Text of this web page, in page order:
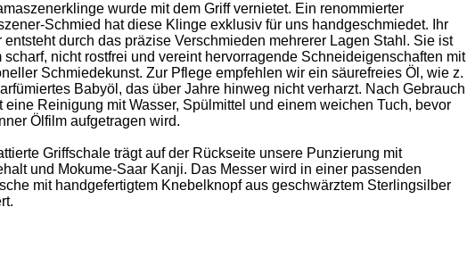
wurde mit dem Griff vernietet. Ein renommierter
Schmied hat diese Klinge exklusiv für uns handgeschmiedet. Ihr
entsteht durch das präzise Verschmieden mehrerer Lagen Stahl. Sie ist
scharf, nicht rostfrei und vereint hervorragende Schneideigenschaften mit
Schmiedekunst. Zur Pflege empfehlen wir ein säurefreies Öl, wie z.
Babyöl, das über Jahre hinweg nicht verharzt. Nach Gebrauch
eine Reinigung mit Wasser, Spülmittel und einem weichen Tuch, bevor
Ölfilm aufgetragen wird.
Griffschale trägt auf der Rückseite unsere Punzierung mit
und Mokume-Saar Kanji. Das Messer wird in einer passenden
mit handgefertigtem Knebelknopf aus geschwärztem Sterlingsilber